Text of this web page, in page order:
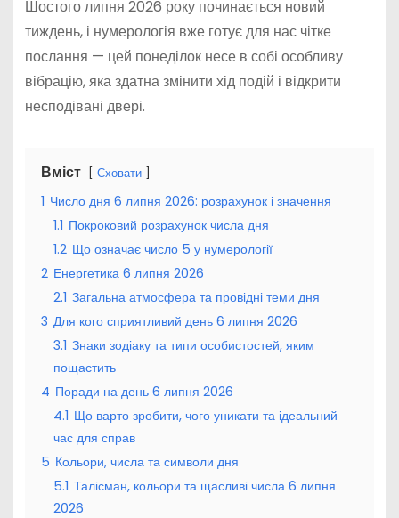
Шостого липня 2026 року починається новий
тиждень, і нумерологія вже готує для нас чітке
послання — цей понеділок несе в собі особливу
вібрацію, яка здатна змінити хід подій і відкрити
несподівані двері.
Вміст Сховати
1 Число дня 6 липня 2026: розрахунок і значення
1.1 Покроковий розрахунок числа дня
1.2 Що означає число 5 у нумерології
2 Енергетика 6 липня 2026
2.1 Загальна атмосфера та провідні теми дня
3 Для кого сприятливий день 6 липня 2026
3.1 Знаки зодіаку та типи особистостей, яким
пощастить
4 Поради на день 6 липня 2026
4.1 Що варто зробити, чого уникати та ідеальний
час для справ
5 Кольори, числа та символи дня
5.1 Талісман, кольори та щасливі числа 6 липня
2026